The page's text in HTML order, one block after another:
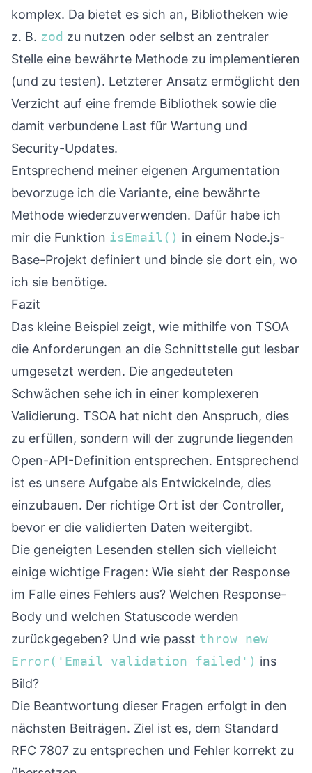
komplex. Da bietet es sich an, Bibliotheken wie
z. B. zod zu nutzen oder selbst an zentraler
Stelle eine bewährte Methode zu implementieren
(und zu testen). Letzterer Ansatz ermöglicht den
Verzicht auf eine fremde Bibliothek sowie die
damit verbundene Last für Wartung und
Security-Updates.
Entsprechend meiner eigenen Argumentation
bevorzuge ich die Variante, eine bewährte
Methode wiederzuverwenden. Dafür habe ich
mir die Funktion isEmail() in einem Node.js-
Base-Projekt definiert und binde sie dort ein, wo
ich sie benötige.
Fazit
Das kleine Beispiel zeigt, wie mithilfe von TSOA
die Anforderungen an die Schnittstelle gut lesbar
umgesetzt werden. Die angedeuteten
Schwächen sehe ich in einer komplexeren
Validierung. TSOA hat nicht den Anspruch, dies
zu erfüllen, sondern will der zugrunde liegenden
Open-API-Definition entsprechen. Entsprechend
ist es unsere Aufgabe als Entwickelnde, dies
einzubauen. Der richtige Ort ist der Controller,
bevor er die validierten Daten weitergibt.
Die geneigten Lesenden stellen sich vielleicht
einige wichtige Fragen: Wie sieht der Response
im Falle eines Fehlers aus? Welchen Response-
Body und welchen Statuscode werden
zurückgegeben? Und wie passt throw new
Error('Email validation failed') ins
Bild?
Die Beantwortung dieser Fragen erfolgt in den
nächsten Beiträgen. Ziel ist es, dem Standard
RFC 7807 zu entsprechen und Fehler korrekt zu